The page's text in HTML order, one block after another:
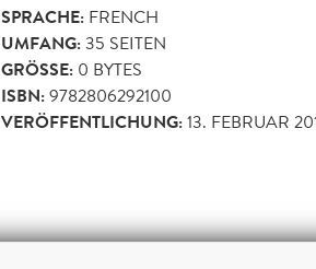
SPRACHE: FRENCH
UMFANG:35 SEITEN
GRÖSSE: 0 BYTES
ISBN:9782806292100
VERÖFFENTLICHUNG:13. FEBRUAR